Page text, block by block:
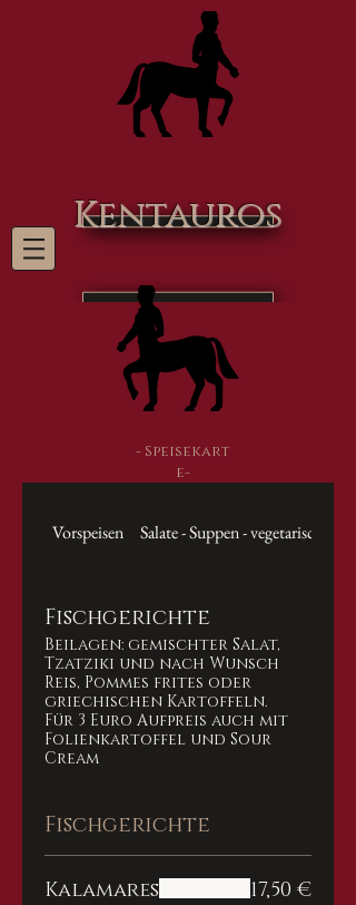
Kentauros
- Speisekart
e-
Vorspeisen Salate - Suppen - vegetarische
Fischgerichte
Beilagen: gemischter Salat,
Tzatziki und nach Wunsch
Reis, Pommes frites oder
griechischen Kartoffeln.
Für 3 Euro Aufpreis auch mit
Folienkartoffel und Sour
Cream
Fischgerichte
Kalamares 17,50 €